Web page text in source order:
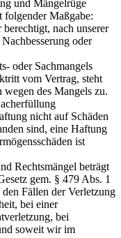
und Mängelrüge
Maßgabe:
nach unserer
oder
oder Sachmangels
vom Vertrag, steht
wegen des Mangels zu.
nicht auf Schäden
sind, eine Haftung
ist
Rechtsmängel beträgt
gem. § 479 Abs. 1
Fällen der Verletzung
bei einer
bei
soweit wir im